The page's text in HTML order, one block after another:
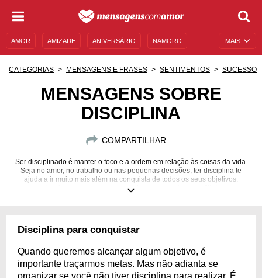
MAIS
AMOR AMIZADE ANIVERSÁRIO NAMORO
MENSAGENS E FRASES MENSAGENS DE ANIVERSÁRIO
CATEGORIAS MENSAGENS E FRASES SENTIMENTOS SUCESSO
MENSAGENS SOBRE
DISCIPLINA
COMPARTILHAR
Ser disciplinado é manter o foco e a ordem em relação às coisas da vida.
Seja no amor, no trabalho ou nas pequenas decisões, ter disciplina te
ajuda a ir muito mais além na conquista de todos os seus objetivos.
Inspire-se em mensagens sobre essa postura e reflita!
Disciplina para conquistar
Quando queremos alcançar algum objetivo, é
importante traçarmos metas. Mas não adianta se
organizar se você não tiver disciplina para realizar. É